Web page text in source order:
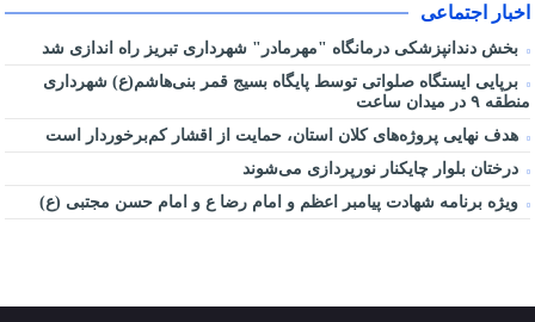
اخبار اجتماعی
بخش دندانپزشکی درمانگاه "مهرمادر" شهرداری تبریز راه اندازی شد
برپایی ایستگاه صلواتی توسط پایگاه بسیج قمر بنی‌هاشم(ع) شهرداری
منطقه ۹ در میدان ساعت
هدف نهایی پروژه‌های کلان استان، حمایت از اقشار کم‌برخوردار است
درختان بلوار چایکنار نورپردازی می‌شوند
ویژه برنامه شهادت پیامبر اعظم و امام رضا ع و امام حسن مجتبی (ع)